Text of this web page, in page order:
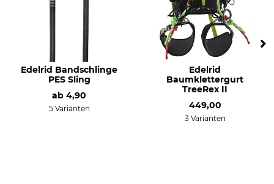
Edelrid Bandschlinge
PES Sling
ab 4,90
5 Varianten
Edelrid
Baumklettergurt
TreeRex II
449,00
3 Varianten